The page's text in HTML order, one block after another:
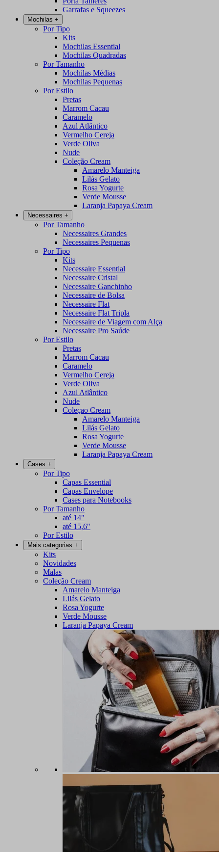
Garrafas e Squeezes
Mochilas +
Por Tipo
Kits
Mochilas Essential
Mochilas Quadradas
Por Tamanho
Mochilas Médias
Mochilas Pequenas
Por Estilo
Pretas
Marrom Cacau
Caramelo
Azul Atlântico
Vermelho Cereja
Verde Oliva
Nude
Coleção Cream
Amarelo Manteiga
Lilás Gelato
Rosa Yogurte
Verde Mousse
Laranja Papaya Cream
Necessaires +
Por Tamanho
Necessaires Grandes
Necessaires Pequenas
Por Tipo
Kits
Necessaire Essential
Necessaire Cristal
Necessaire Ganchinho
Necessaire de Bolsa
Necessaire Flat
Necessaire Flat Tripla
Necessaire de Viagem com Alça
Necessaire Pro Saúde
Por Estilo
Pretas
Marrom Cacau
Caramelo
Vermelho Cereja
Verde Oliva
Azul Atlântico
Nude
Coleçao Cream
Amarelo Manteiga
Lilás Gelato
Rosa Yogurte
Verde Mousse
Laranja Papaya Cream
Cases +
Por Tipo
Capas Essential
Capas Envelope
Cases para Notebooks
Por Tamanho
até 14"
até 15,6"
Por Estilo
Mais categorias +
Kits
Novidades
Malas
Coleção Cream
Amarelo Manteiga
Lilás Gelato
Rosa Yogurte
Verde Mousse
Laranja Papaya Cream